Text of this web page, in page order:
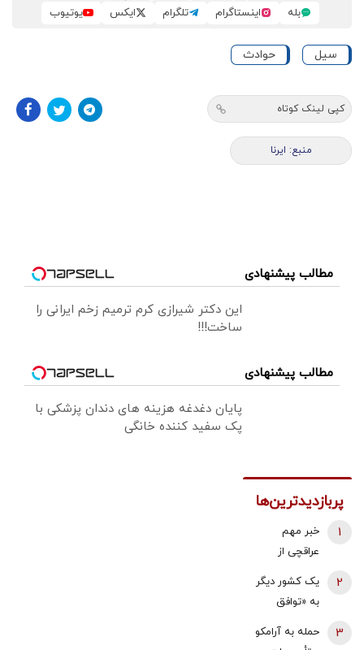
بله
اینستاگرام تلگرام ایکس یوتیوب
سیل حوادث
کپی لینک کوتاه
منبع: ایرنا
مطالب پیشنهادی
این دکتر شیرازی کرم ترمیم زخم ایرانی را
ساخت!!!
مطالب پیشنهادی
پایان دغدغه هزینه های دندان پزشکی با
پک سفید کننده خانگی
پربازدیدترین‌ها
خبر مهم
عراقچی از
نیروهای نظامی
و دریایی ایران و
عمان درباره
1
یک کشور دیگر
به «توافق
پیوندد/ ترکیه
2
حمله به آرامکو
3